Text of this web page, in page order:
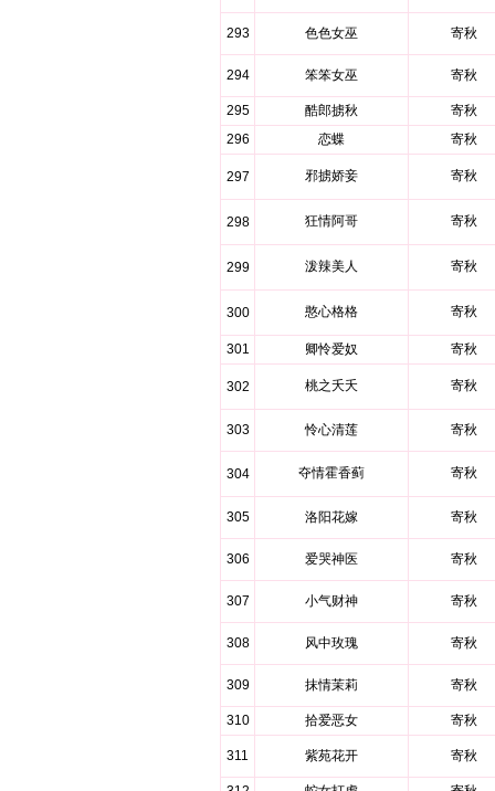
293 色色女巫 寄秋
294 笨笨女巫 寄秋
295 酷郎掳秋
寄秋
296
恋蝶 寄秋
297 邪掳娇妾 寄秋
298 狂情阿哥 寄秋
299 泼辣美人 寄秋
300 憨心格格 寄秋
301 卿怜爱奴 寄秋
302 桃之夭夭 寄秋
303 怜心清莲 寄秋
304 夺情霍香蓟 寄秋
305 洛阳花嫁 寄秋
306 爱哭神医 寄秋
307 小气财神 寄秋
308 风中玫瑰 寄秋
309 抹情茉莉 寄秋
310 拾爱恶女 寄秋
311 紫苑花开 寄秋